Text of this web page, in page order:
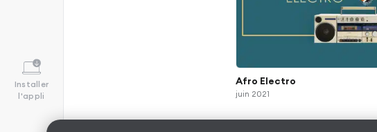
Installer
l'appli
Afro Electro
juin 2021